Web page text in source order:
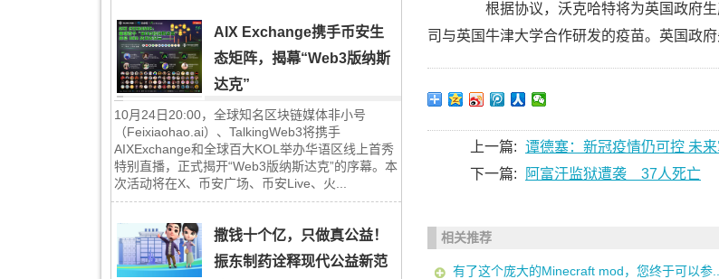
AIX Exchange携手币安生
态矩阵，揭幕“Web3版纳斯
达克”
10月24日20:00，全球知名区块链媒体非小号
（Feixiaohao.ai）、TalkingWeb3将携手
AIXExchange和全球百大KOL举办华语区线上首秀
特别直播，正式揭开“Web3版纳斯达克”的序幕。本
次活动将在X、币安广场、币安Live、火...
撒钱十个亿，只做真公益！
振东制药诠释现代公益新范
根据协议，沃克哈特将为英国政府生
司与英国牛津大学合作研发的疫苗。英国政
上一篇: 谭德塞：新冠疫情仍可控 未
下一篇:
阿富汗监狱遭袭 37人死亡
相关推荐
有了这个庞大的Minecraft mod，您终于可以参...